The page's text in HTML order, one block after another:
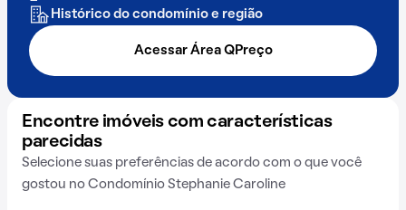
Histórico do condomínio e região
Acessar Área QPreço
Encontre imóveis com características
parecidas
Selecione suas preferências de acordo com o que você
gostou no Condomínio Stephanie Caroline